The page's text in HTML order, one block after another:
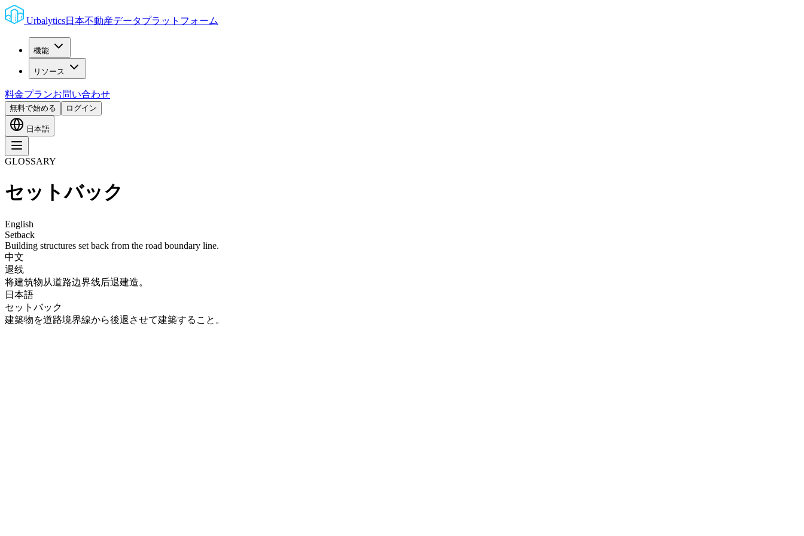
Urbalytics日本不動産データプラットフォーム
機能
リソース
料金プランお問い合わせ
無料で始める ログイン
日本語
GLOSSARY
セットバック
English
Setback
Building structures set back from the road boundary line.
中文
退线
将建筑物从道路边界线后退建造。
日本語
セットバック
建築物を道路境界線から後退させて建築すること。